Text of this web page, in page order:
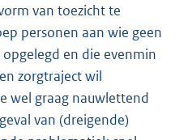
van toezicht te
personen aan wie geen
en die evenmin
zorgtraject wil
wel graag nauwlettend
van (dreigende)